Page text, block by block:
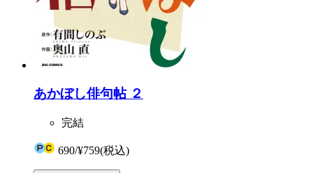
あかぼし俳句帖 ２
完結
690/¥759(税込)